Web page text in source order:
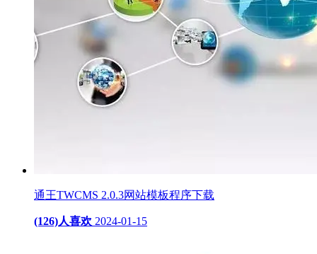
通王TWCMS 2.0.3网站模板程序下载
(126)人喜欢 2024-01-15